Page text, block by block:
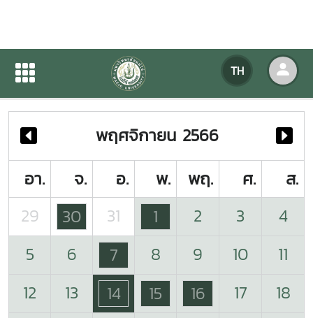
TH
ปฏิทินกิจกรรมของหน่วยงาน
ปฏิทินกิจกรรมของหน่วยงาน
พฤศจิกายน 2566
อา.
จ. อ. พ. พฤ. ศ.
ส.
29
30 31 1 2 3
4
5
6 7 8 9 10
11
12
13 14 15 16 17
18